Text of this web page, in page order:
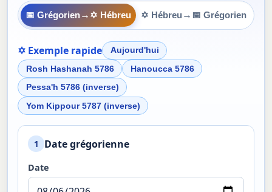
📅 Grégorien→ ✡ Hébreu ✡ Hébreu → 📅 Grégorien
✡ Exemple rapide Aujourd'hui
Rosh Hashanah 5786 Hanoucca 5786
Pessa'h 5786 (inverse)
Yom Kippour 5787 (inverse)
1 Date grégorienne
Date